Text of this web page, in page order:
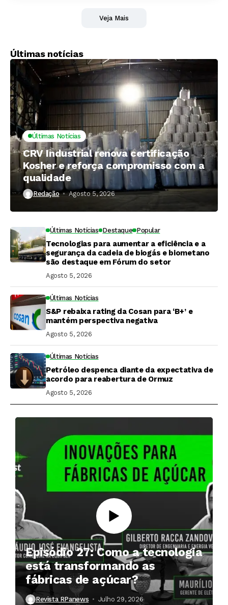
Veja Mais
Últimas notícias
Últimas Notícias
CRV Industrial renova certificação
Kosher e reforça compromisso com a
qualidade
Redação Agosto 5, 2026
Últimas Notícias Destaque Popular
Tecnologias para aumentar a eficiência e a
segurança da cadeia de biogás e biometano
são destaque em Fórum do setor
Agosto 5, 2026
Últimas Notícias
S&P rebaixa rating da Cosan para ‘B+’ e
mantém perspectiva negativa
Agosto 5, 2026
Últimas Notícias
Petróleo despenca diante da expectativa de
acordo para reabertura de Ormuz
Agosto 5, 2026
Episódio 27: Como a tecnologia
está transformando as
fábricas de açúcar?
Revista RPanews Julho 29, 2026